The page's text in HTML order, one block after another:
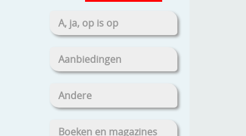
A, ja, op is op
Aanbiedingen
Andere
Boeken en magazines